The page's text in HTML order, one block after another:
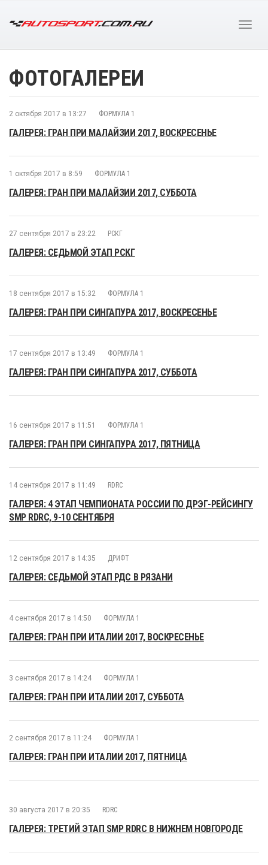
ФОТОГАЛЕРЕИ
2 октября 2017 в 13:27 ФОРМУЛА 1
ГАЛЕРЕЯ: ГРАН ПРИ МАЛАЙЗИИ 2017, ВОСКРЕСЕНЬЕ
1 октября 2017 в 8:59 ФОРМУЛА 1
ГАЛЕРЕЯ: ГРАН ПРИ МАЛАЙЗИИ 2017, СУББОТА
27 сентября 2017 в 23:22 РСКГ
ГАЛЕРЕЯ: СЕДЬМОЙ ЭТАП РСКГ
18 сентября 2017 в 15:32 ФОРМУЛА 1
ГАЛЕРЕЯ: ГРАН ПРИ СИНГАПУРА 2017, ВОСКРЕСЕНЬЕ
17 сентября 2017 в 13:49 ФОРМУЛА 1
ГАЛЕРЕЯ: ГРАН ПРИ СИНГАПУРА 2017, СУББОТА
16 сентября 2017 в 11:51 ФОРМУЛА 1
ГАЛЕРЕЯ: ГРАН ПРИ СИНГАПУРА 2017, ПЯТНИЦА
14 сентября 2017 в 11:49 RDRC
ГАЛЕРЕЯ: 4 ЭТАП ЧЕМПИОНАТА РОССИИ ПО ДРЭГ-РЕЙСИНГУ
SMP RDRC, 9-10 СЕНТЯБРЯ
12 сентября 2017 в 14:35 ДРИФТ
ГАЛЕРЕЯ: СЕДЬМОЙ ЭТАП РДС В РЯЗАНИ
4 сентября 2017 в 14:50 ФОРМУЛА 1
ГАЛЕРЕЯ: ГРАН ПРИ ИТАЛИИ 2017, ВОСКРЕСЕНЬЕ
3 сентября 2017 в 14:24 ФОРМУЛА 1
ГАЛЕРЕЯ: ГРАН ПРИ ИТАЛИИ 2017, СУББОТА
2 сентября 2017 в 11:24 ФОРМУЛА 1
ГАЛЕРЕЯ: ГРАН ПРИ ИТАЛИИ 2017, ПЯТНИЦА
30 августа 2017 в 20:35 RDRC
ГАЛЕРЕЯ: ТРЕТИЙ ЭТАП SMP RDRC В НИЖНЕМ НОВГОРОДЕ